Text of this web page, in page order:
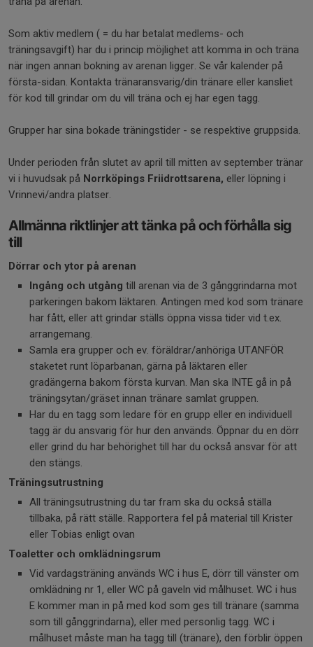
Som aktiv medlem ( = du har betalat medlems- och
träningsavgift) har du i princip möjlighet att komma in och träna
när ingen annan bokning av arenan ligger. Se vår kalender på
första-sidan. Kontakta tränaransvarig/din tränare eller kansliet
för kod till grindar om du vill träna och ej har egen tagg.
Grupper har sina bokade träningstider - se respektive gruppsida.
Under perioden från slutet av april till mitten av september tränar
vi i huvudsak på Norrköpings Friidrottsarena, eller löpning i
Vrinnevi/andra platser.
Allmänna riktlinjer att tänka på och förhålla sig
till
Dörrar och ytor på arenan
Ingång och utgång till arenan via de 3 gånggrindarna mot
parkeringen bakom läktaren. Antingen med kod som tränare
har fått, eller att grindar ställs öppna vissa tider vid t.ex.
arrangemang.
Samla era grupper och ev. föräldrar/anhöriga UTANFÖR
staketet runt löparbanan, gärna på läktaren eller
gradängerna bakom första kurvan. Man ska INTE gå in på
träningsytan/gräset innan tränare samlat gruppen.
Har du en tagg som ledare för en grupp eller en individuell
tagg är du ansvarig för hur den används. Öppnar du en dörr
eller grind du har behörighet till har du också ansvar för att
den stängs.
Träningsutrustning
All träningsutrustning du tar fram ska du också ställa
tillbaka, på rätt ställe. Rapportera fel på material till Krister
eller Tobias enligt ovan
Toaletter och omklädningsrum
Vid vardagsträning används WC i hus E, dörr till vänster om
omklädning nr 1, eller WC på gaveln vid målhuset. WC i hus
E kommer man in på med kod som ges till tränare (samma
som till gånggrindarna), eller med personlig tagg. WC i
målhuset måste man ha tagg till (tränare), den förblir öppen